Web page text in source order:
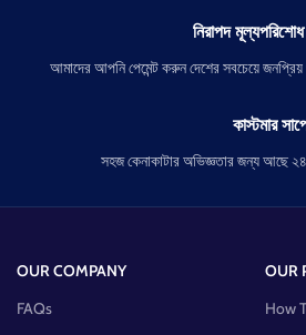
নিরাপদ মূল্যপরিশোধ
আমাদের আপনি পেমেন্ট করুন দেশের সবচেয়ে জনপ্রিয়
কাস্টমার
সহজ কেনাকাটার অভিজ্ঞতার জন্য আছে ২৪/
OUR COMPANY
FAQs
OUR
How